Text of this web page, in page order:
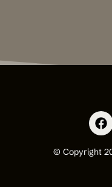
© Copyright